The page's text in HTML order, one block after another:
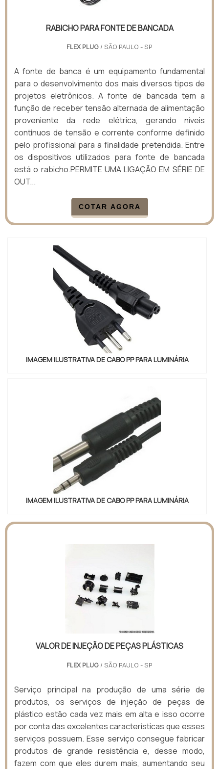
RABICHO PARA FONTE DE BANCADA
FLEX PLUG / SÃO PAULO - SP
A fonte de banca é um equipamento fundamental
para o desenvolvimento dos mais diversos tipos de
projetos eletrônicos. A fonte de bancada tem a
função de receber tensão alternada de alimentação
proveniente da rede elétrica, gerando níveis
contínuos de tensão e corrente conforme definido
pelo profissional para a finalidade pretendida. Entre
os dispositivos utilizados para fonte de bancada
está o rabicho.PERMITE UMA LIGAÇÃO EM SÉRIE DE
OUT...
COTAR AGORA
IMAGEM ILUSTRATIVA DE CABO PP PARA LUMINÁRIA
IMAGEM ILUSTRATIVA DE CABO PP PARA LUMINÁRIA
VALOR DE INJEÇÃO DE PEÇAS PLÁSTICAS
FLEX PLUG / SÃO PAULO - SP
Serviço principal na produção de uma série de
produtos, os serviços de injeção de peças de
plástico estão cada vez mais em alta e isso ocorre
por conta das excelentes características que esses
serviços possuem. Esse serviço consegue fabricar
produtos de grande resistência e, desse modo,
fazem com que eles durem mais, aumentando seu